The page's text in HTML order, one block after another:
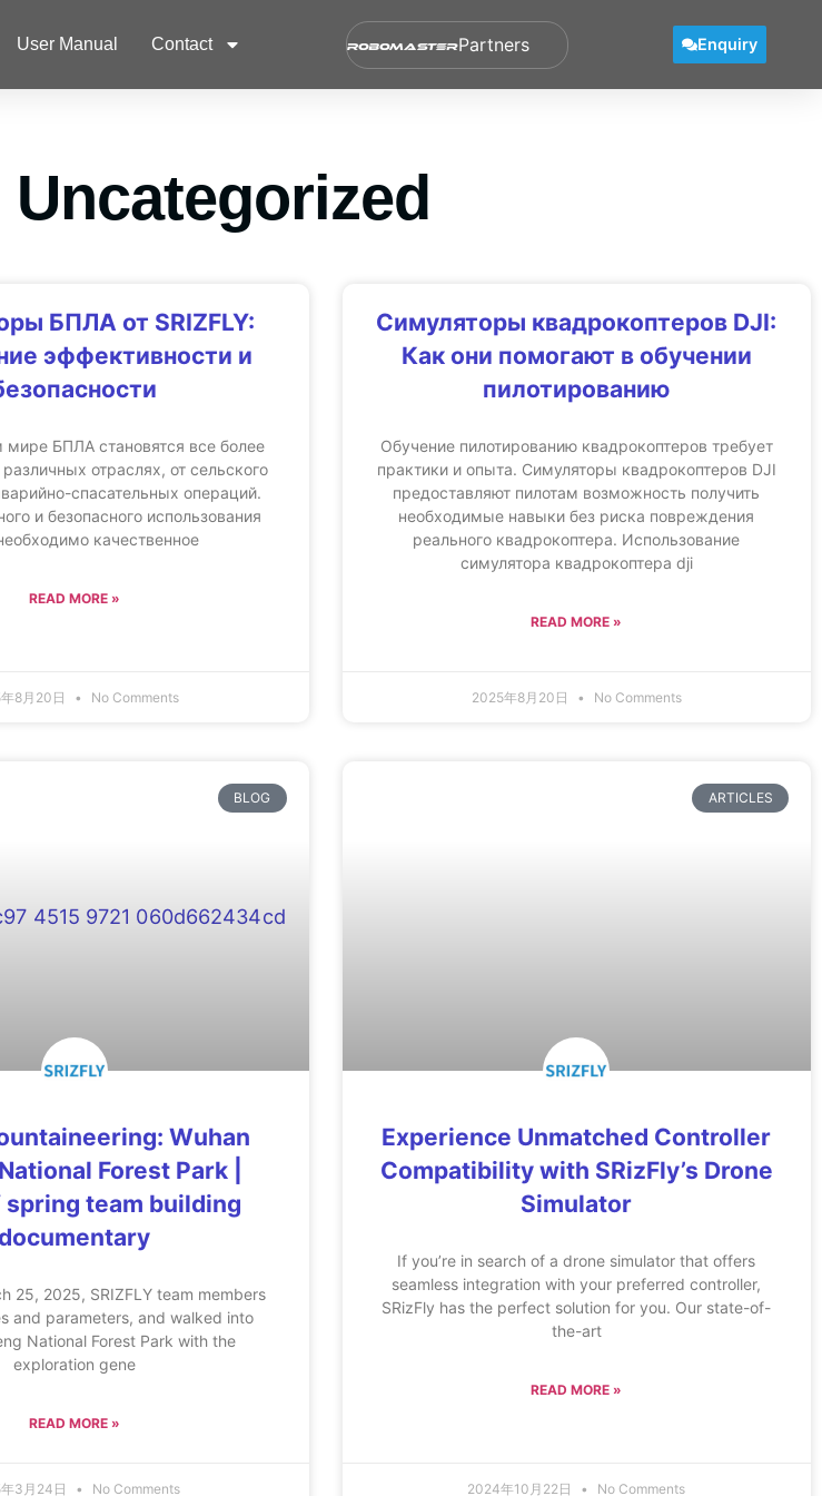
User Manual Contact
Partners Ecosystem Partners EcosystemEnquiry
БПЛА от SRIZFLY:
эффективности и
БПЛА становятся все более
отраслях, от сельского
спасательных операций.
и безопасного использования
качественное
READ MORE »
8月20日 No Comments
Симуляторы квадрокоптеров DJI:
Как они помогают в обучении
пилотированию
Обучение пилотированию квадрокоптеров требует
практики и опыта. Симуляторы квадрокоптеров DJI
предоставляют пилотам возможность получить
необходимые навыки без риска повреждения
реального квадрокоптера. Использование
симулятора квадрокоптера dji
READ MORE »
2025年8月20日 No Comments
BLOG
Wuhan
Forest Park |
spring team building
25, 2025, SRIZFLY team members
and parameters, and walked into
National Forest Park with the
exploration gene
READ MORE »
3月24日 No Comments
ARTICLES
Experience Unmatched Controller
Compatibility with SRizFly’s Drone
Simulator
If you’re in search of a drone simulator that offers
seamless integration with your preferred controller,
SRizFly has the perfect solution for you. Our state-of-
the-art
READ MORE »
2024年10月22日 No Comments